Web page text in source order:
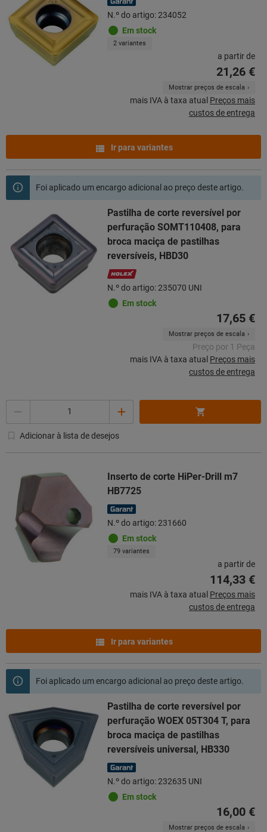
N.º do artigo: 234052
Em stock
2 variantes
a partir de
21,26 €
Mostrar preços de escala
mais IVA à taxa atual Preços mais
custos de entrega
Ir para variantes
Foi aplicado um encargo adicional ao preço deste artigo.
Pastilha de corte reversível por
perfuração SOMT110408, para
broca maciça de pastilhas
reversíveis, HBD30
N.º do artigo: 235070 UNI
Em stock
17,65 €
Mostrar preços de escala
Preço por 1 Peça
mais IVA à taxa atual Preços mais
custos de entrega
Adicionar à lista de desejos
Inserto de corte HiPer-Drill m7
HB7725
N.º do artigo: 231660
Em stock
79 variantes
a partir de
114,33 €
mais IVA à taxa atual Preços mais
custos de entrega
Ir para variantes
Foi aplicado um encargo adicional ao preço deste artigo.
Pastilha de corte reversível por
perfuração WOEX 05T304 T, para
broca maciça de pastilhas
reversíveis universal, HB330
N.º do artigo: 232635 UNI
Em stock
16,00 €
Mostrar preços de escala